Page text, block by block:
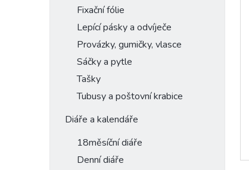
Fixační fólie
Lepící pásky a odvíječe
Provázky, gumičky, vlasce
Sáčky a pytle
Tašky
Tubusy a poštovní krabice
Diáře a kalendáře
18měsíční diáře
Denní diáře